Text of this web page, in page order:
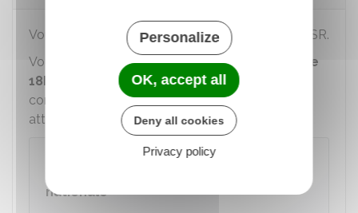
Vous devez avoir 10/20ou plus pour obtenir l' ASR.
Vous pouvez
connaître votre note à partir de
18h le jour même de votre examen
connectant à la plateforme nationale des
attestations de sécurité routière.
Préparer et passer les épreuves des
nationale
Personalize
OK, accept all
Deny all cookies
Privacy policy